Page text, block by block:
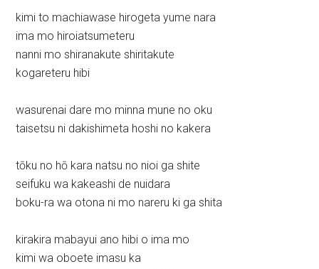
kimi to machiawase hirogeta yume nara
ima mo hiroiatsumeteru
nanni mo shiranakute shiritakute
kogareteru hibi
wasurenai dare mo minna mune no oku
taisetsu ni dakishimeta hoshi no kakera
tōku no hō kara natsu no nioi ga shite
seifuku wa kakeashi de nuidara
boku-ra wa otona ni mo nareru ki ga shita
kirakira mabayui ano hibi o ima mo
kimi wa oboete imasu ka